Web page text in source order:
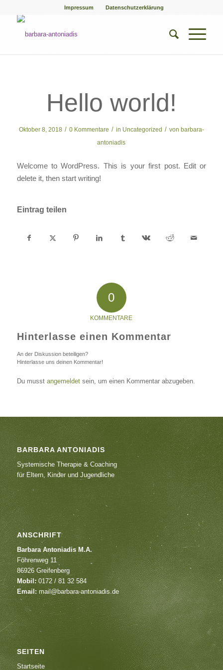
Impressum Datenschutzerklärung
Hello world!
Oktober 8, 2018 / 0 Kommentare / in Uncategorized / von barbara-
antoniadis
Welcome to WordPress. This is your first post. Edit or
delete it, then start writing!
Eintrag teilen
0
KOMMENTARE
Hinterlasse einen Kommentar
An der Diskussion beteiligen?
Hinterlasse uns deinen Kommentar!
Du musst angemeldetsein, um einen Kommentar abzugeben.
BARBARA ANTONIADIS
Systemische Therapie & Coaching
für Eltern, Kinder und Jugendliche
ANSCHRIFT
Barbara Antoniadis M.A.
Föhrenweg 11
86926 Greifenberg
Mobil:0172 / 81 32 584
Email:mail@barbara-antoniadis.de
SEITEN
Startseite